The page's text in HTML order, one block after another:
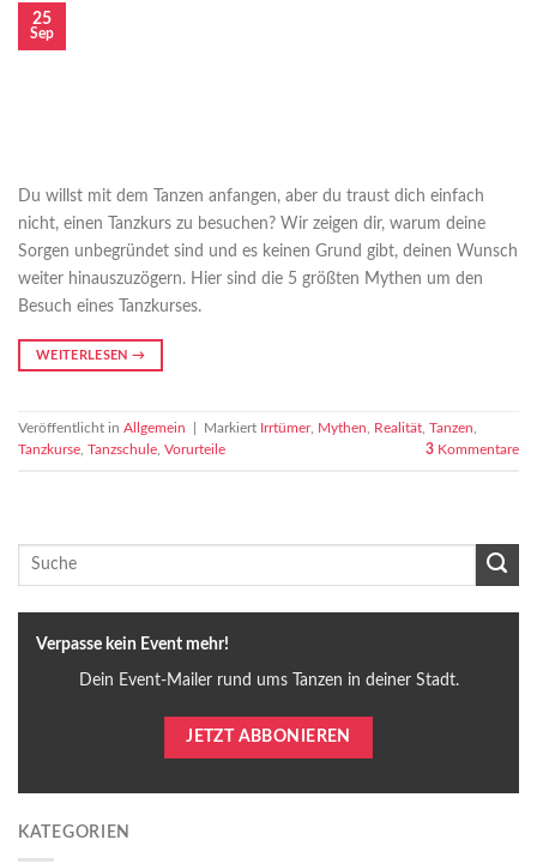
25
Sep
Du willst mit dem Tanzen anfangen, aber du traust dich einfach
nicht, einen Tanzkurs zu besuchen? Wir zeigen dir, warum deine
Sorgen unbegründet sind und es keinen Grund gibt, deinen Wunsch
weiter hinauszuzögern. Hier sind die 5 größten Mythen um den
Besuch eines Tanzkurses.
WEITERLESEN →
Veröffentlicht in Allgemein Markiert Irrtümer, Mythen, Realität, Tanzen,
Tanzkurse, Tanzschule, Vorurteile 3 Kommentare
Verpasse kein Event mehr!
Dein Event-Mailer rund ums Tanzen in deiner Stadt.
JETZT ABBONIEREN
KATEGORIEN